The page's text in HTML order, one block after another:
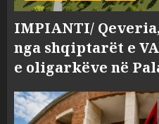
IMPIANTI/
nga shqiptarët e
e oligarkëve në